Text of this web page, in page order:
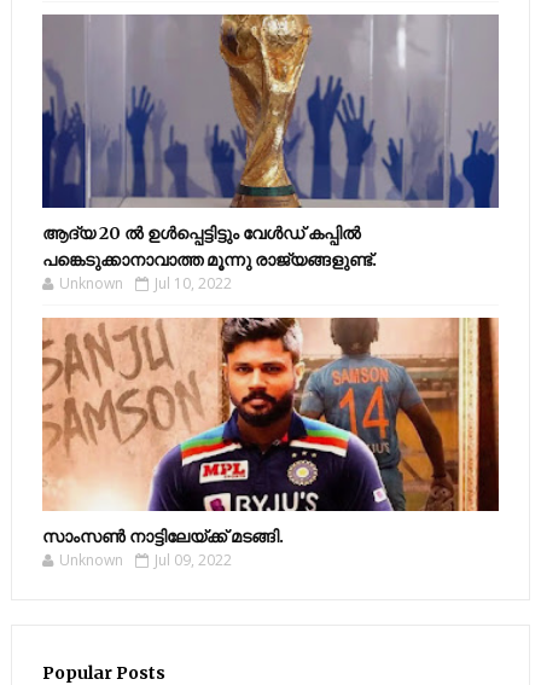
ആദ്യ 20 ല്‍ ഉള്‍പ്പെട്ടിട്ടും വേള്‍ഡ് കപ്പില്‍
പങ്കെടുക്കാനാവാത്ത മൂന്നു രാജ്യങ്ങളുണ്ട്.
Unknown Jul 10, 2022
സാംസണ്‍ നാട്ടിലേയ്‌ക്ക് മടങ്ങി.
Unknown Jul 09, 2022
Popular Posts